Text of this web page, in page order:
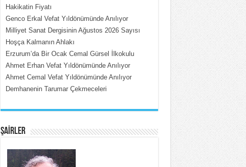
MEHMET ÇOBAN
İçerdeki Put Dışardaki Maskeler...
Hakikatin Fiyatı
Genco Erkal Vefat Yıldönümünde Anılıyor
Milliyet Sanat Dergisinin Ağustos 2026 Sayısı
Hoşça Kalmanın Ahlakı
Erzurum’da Bir Ocak Cemal Gürsel İlkokulu
Ahmet Erhan Vefat Yıldönümünde Anılıyor
Ahmet Cemal Vefat Yıldönümünde Anılıyor
Demhanenin Tarumar Çekmeceleri
ŞAİRLER